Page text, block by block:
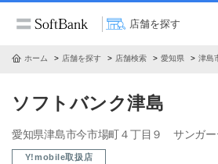
店舗を探す
ホーム 店舗を探す 店舗検索 愛知県 津島
ソフトバンク津島
愛知県津島市今市場町４丁目９ サンガー
Y!mobile取扱店